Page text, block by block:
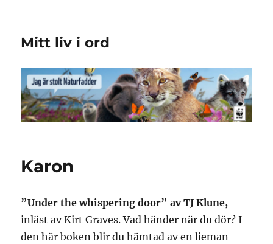
Mitt liv i ord
Karon
”Under the whispering door” av TJ Klune,
inläst av Kirt Graves. Vad händer när du dör? I
den här boken blir du hämtad av en lieman